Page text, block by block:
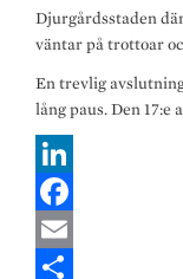
Djurgårdsstaden
väntar på trottoar
En trevlig
lång paus. Den 17:e
L
n
F
aE